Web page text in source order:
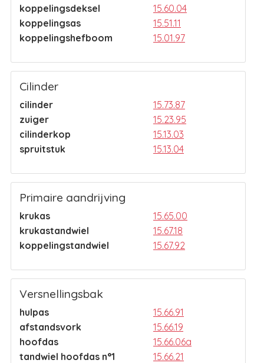
koppelingsdeksel
15.60.04
koppelingsas
15.51.11
koppelingshefboom
15.01.97
Cilinder
cilinder
15.73.87
zuiger
15.23.95
cilinderkop
15.13.03
spruitstuk
15.13.04
Primaire aandrijving
krukas
15.65.00
krukastandwiel
15.67.18
koppelingstandwiel
15.67.92
Versnellingsbak
hulpas
15.66.91
afstandsvork
15.66.19
hoofdas
15.66.06a
tandwiel hoofdas n°1
15.66.21